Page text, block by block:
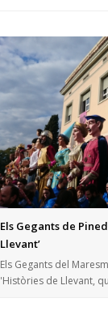
Els Gegants de
Llevant’
Els Gegants del
'Històries de Llevant,